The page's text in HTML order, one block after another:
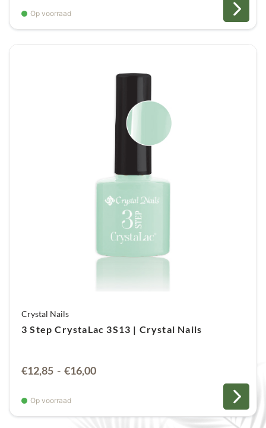
€16,00
Op voorraad
Crystal Nails
3 Step CrystaLac 3S13 | Crystal Nails
€12,85 - €16,00Prijsklasse:
€16,00
Op voorraad